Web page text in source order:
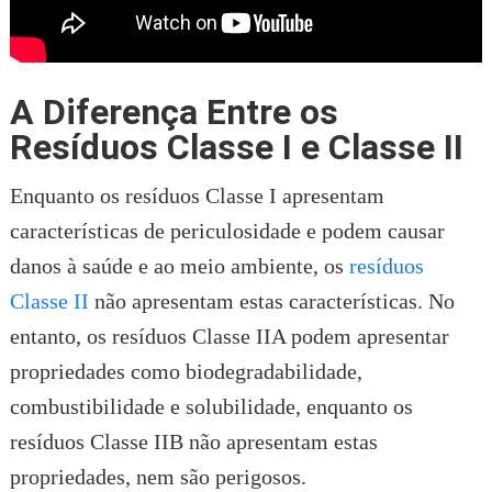
A Diferença Entre os
Resíduos Classe I e Classe II
Enquanto os resíduos Classe I apresentam
características de periculosidade e podem causar
danos à saúde e ao meio ambiente, os resíduos
Classe II não apresentam estas características. No
entanto, os resíduos Classe IIA podem apresentar
propriedades como biodegradabilidade,
combustibilidade e solubilidade, enquanto os
resíduos Classe IIB não apresentam estas
propriedades, nem são perigosos.